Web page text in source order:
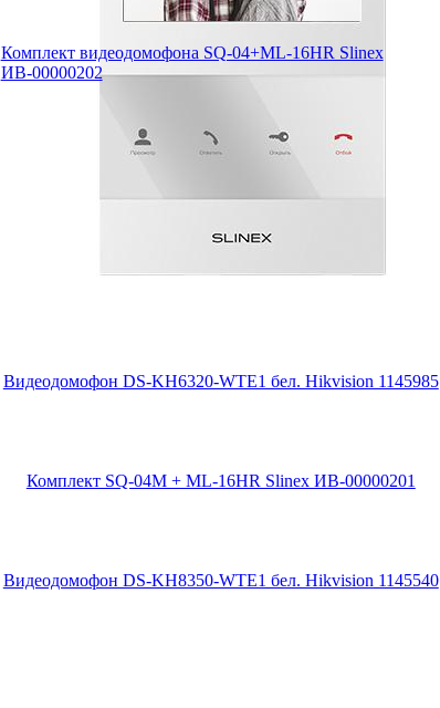
Комплект видеодомофона SQ-04+ML-16HR Slinex
ИВ-00000202
Видеодомофон DS-KH6320-WTE1 бел. Hikvision 1145985
Комплект SQ-04M + ML-16HR Slinex ИВ-00000201
Видеодомофон DS-KH8350-WTE1 бел. Hikvision 1145540